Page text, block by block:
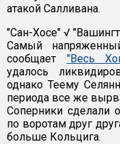
атакой Салливана.
"Сан-Хосе" √
Самый
сообщает "Весь
удалось
однако Теему
периода все же
Соперники сделали
по воротам друг
больше Кольцига.